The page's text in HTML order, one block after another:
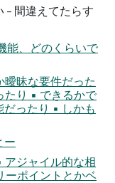
– 間違えてたらす
能、どのくらいで
昧な要件だった
たり ▪ できるかで
ったり ▪ しかも
ー
アジャイル的な相
ーポイントとかベ